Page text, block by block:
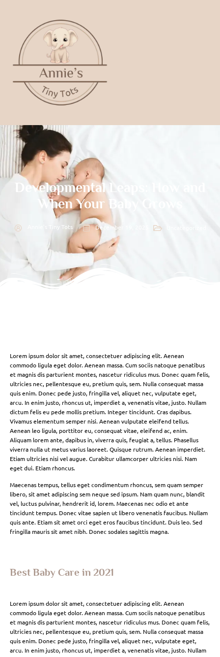
Developmental Leaps: How and
When Your Baby Grows
Annie's Tiny Tots December 19, 2025
Lorem ipsum dolor sit amet, consectetuer adipiscing elit. Aenean
commodo ligula eget dolor. Aenean massa. Cum sociis natoque penatibus
et magnis dis parturient montes, nascetur ridiculus mus. Donec quam felis,
ultricies nec, pellentesque eu, pretium quis, sem. Nulla consequat massa
quis enim. Donec pede justo, fringilla vel, aliquet nec, vulputate eget,
arcu. In enim justo, rhoncus ut, imperdiet a, venenatis vitae, justo. Nullam
dictum felis eu pede mollis pretium. Integer tincidunt. Cras dapibus.
Vivamus elementum semper nisi. Aenean vulputate eleifend tellus.
Aenean leo ligula, porttitor eu, consequat vitae, eleifend ac, enim.
Aliquam lorem ante, dapibus in, viverra quis, feugiat a, tellus. Phasellus
viverra nulla ut metus varius laoreet. Quisque rutrum. Aenean imperdiet.
Etiam ultricies nisi vel augue. Curabitur ullamcorper ultricies nisi. Nam
eget dui. Etiam rhoncus.
Maecenas tempus, tellus eget condimentum rhoncus, sem quam semper
libero, sit amet adipiscing sem neque sed ipsum. Nam quam nunc, blandit
vel, luctus pulvinar, hendrerit id, lorem. Maecenas nec odio et ante
tincidunt tempus. Donec vitae sapien ut libero venenatis faucibus. Nullam
quis ante. Etiam sit amet orci eget eros faucibus tincidunt. Duis leo. Sed
fringilla mauris sit amet nibh. Donec sodales sagittis magna.
Best Baby Care in 2021
Lorem ipsum dolor sit amet, consectetuer adipiscing elit. Aenean
commodo ligula eget dolor. Aenean massa. Cum sociis natoque penatibus
et magnis dis parturient montes, nascetur ridiculus mus. Donec quam felis,
ultricies nec, pellentesque eu, pretium quis, sem. Nulla consequat massa
quis enim. Donec pede justo, fringilla vel, aliquet nec, vulputate eget,
arcu. In enim justo, rhoncus ut, imperdiet a, venenatis vitae, justo. Nullam